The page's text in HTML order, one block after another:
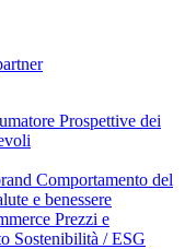
Prospettive dei
Comportamento del
e benessere
Prezzi e
Sostenibilità / ESG